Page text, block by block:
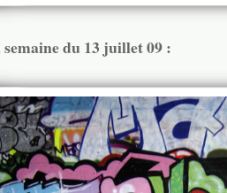
du 13 juillet 09 :